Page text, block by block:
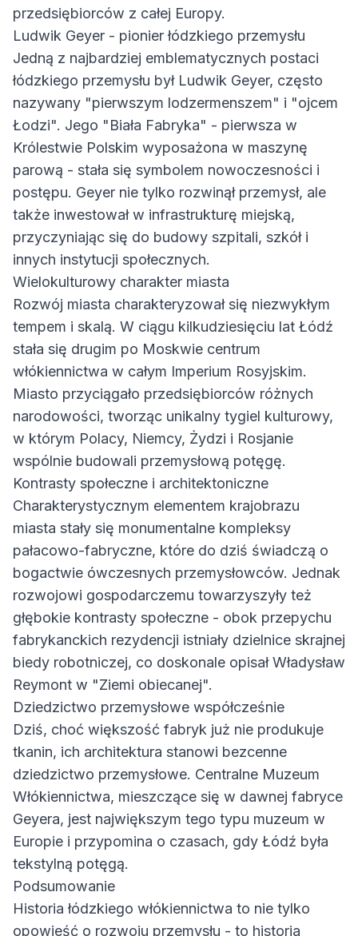
przedsiębiorców z całej Europy.
Ludwik Geyer - pionier łódzkiego przemysłu
Jedną z najbardziej emblematycznych postaci
łódzkiego przemysłu był Ludwik Geyer, często
nazywany "pierwszym lodzermenszem" i "ojcem
Łodzi". Jego "Biała Fabryka" - pierwsza w
Królestwie Polskim wyposażona w maszynę
parową - stała się symbolem nowoczesności i
postępu. Geyer nie tylko rozwinął przemysł, ale
także inwestował w infrastrukturę miejską,
przyczyniając się do budowy szpitali, szkół i
innych instytucji społecznych.
Wielokulturowy charakter miasta
Rozwój miasta charakteryzował się niezwykłym
tempem i skalą. W ciągu kilkudziesięciu lat Łódź
stała się drugim po Moskwie centrum
włókiennictwa w całym Imperium Rosyjskim.
Miasto przyciągało przedsiębiorców różnych
narodowości, tworząc unikalny tygiel kulturowy,
w którym Polacy, Niemcy, Żydzi i Rosjanie
wspólnie budowali przemysłową potęgę.
Kontrasty społeczne i architektoniczne
Charakterystycznym elementem krajobrazu
miasta stały się monumentalne kompleksy
pałacowo-fabryczne, które do dziś świadczą o
bogactwie ówczesnych przemysłowców. Jednak
rozwojowi gospodarczemu towarzyszyły też
głębokie kontrasty społeczne - obok przepychu
fabrykanckich rezydencji istniały dzielnice skrajnej
biedy robotniczej, co doskonale opisał Władysław
Reymont w "Ziemi obiecanej".
Dziedzictwo przemysłowe współcześnie
Dziś, choć większość fabryk już nie produkuje
tkanin, ich architektura stanowi bezcenne
dziedzictwo przemysłowe. Centralne Muzeum
Włókiennictwa, mieszczące się w dawnej fabryce
Geyera, jest największym tego typu muzeum w
Europie i przypomina o czasach, gdy Łódź była
tekstylną potęgą.
Podsumowanie
Historia łódzkiego włókiennictwa to nie tylko
opowieść o rozwoju przemysłu - to historia